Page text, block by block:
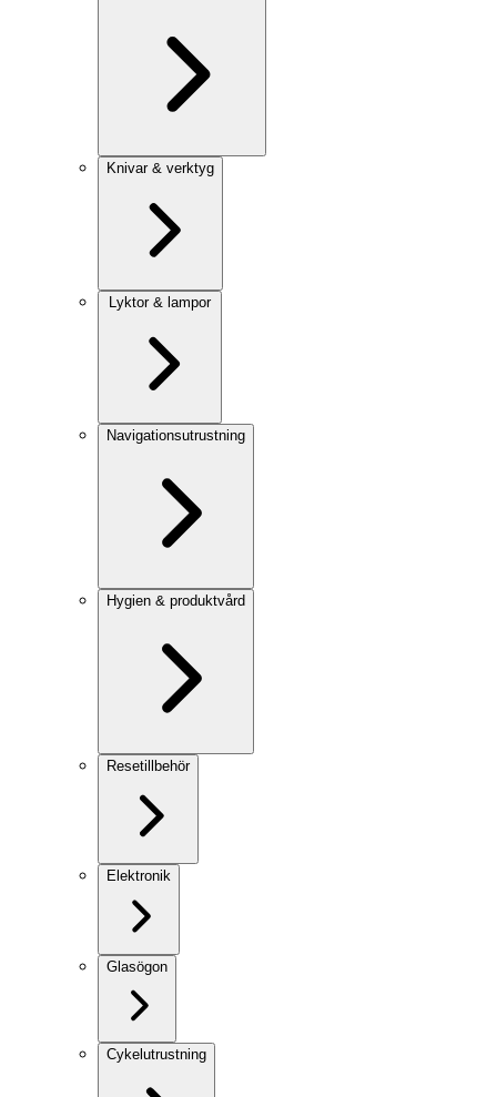
Knivar & verktyg
Lyktor & lampor
Navigationsutrustning
Hygien & produktvård
Resetillbehör
Elektronik
Glasögon
Cykelutrustning